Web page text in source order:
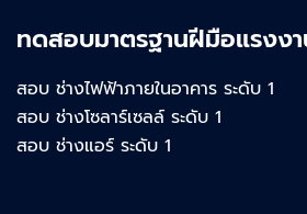
ทดสอบมาตรฐานฝีมือแรงง
สอบ ช่างไฟฟ้าภายในอาคาร ระดับ 1
สอบ ช่างโซลาร์เซลล์ ระดับ 1
สอบ ช่างแอร์ ระดับ 1